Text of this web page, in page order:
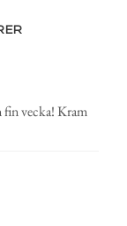
fin vecka! Kram